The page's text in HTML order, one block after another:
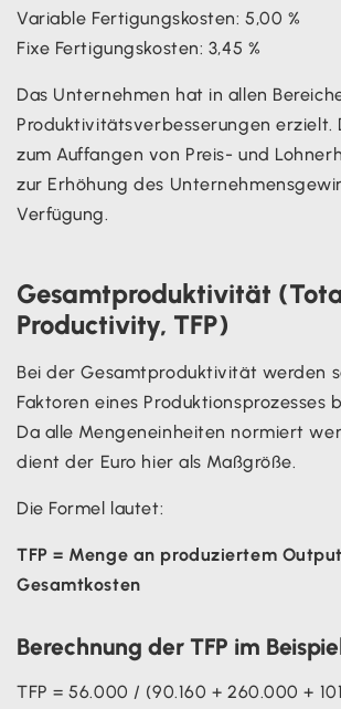
Variable Fertigungskosten: 5,00 %
Fixe Fertigungskosten: 3,45 %
Das Unternehmen hat in allen
Produktivitätsverbesserungen erzielt.
zum Auffangen von Preis- und
zur Erhöhung des
Verfügung.
Gesamtproduktivität
Productivity, TFP)
Bei der Gesamtproduktivität werden
Faktoren eines Produktionsprozesses
Da alle Mengeneinheiten normiert
dient der Euro hier als Maßgröße.
Die Formel lautet:
TFP = Menge an produziertem
Gesamtkosten
Berechnung der TFP im
TFP = 56.000 / (90.160 + 260.000 +